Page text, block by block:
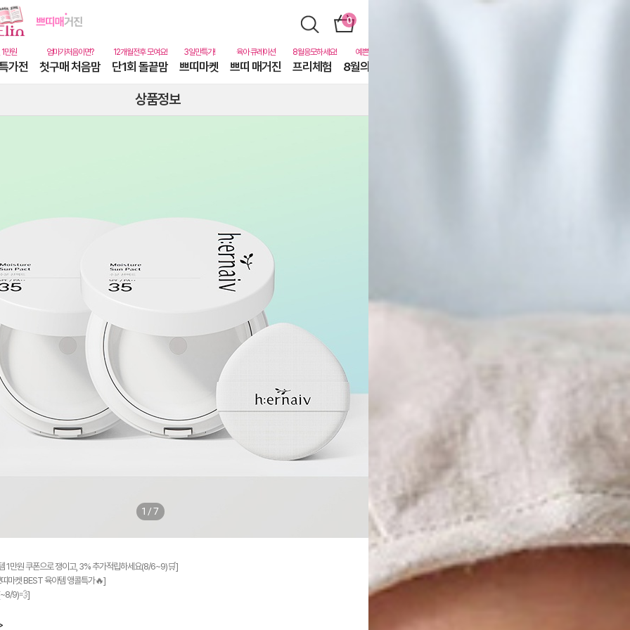
가전 첫구매 처음맘 단1회 돌끝맘 쁘띠마켓 쁘띠 매거진 프리체험 8월의 동물친구들
상품정보
1/7
1만원 쿠폰으로 쟁이고, 3% 추가적립하세요(8/6~9)🛒]
마켓 BEST 육아템 앵콜특가🔥]
9)💨]